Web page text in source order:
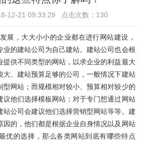
12-21 09:33:29 点击次数： 130
展，大大小小的企业都在进行网站建设，
业的建站公司为自己建站。建站公司也会根
提供不同类型的网站，以求企业的利益最大
大、建站预算足够的公司，一般情况下建站
型网站；而规模相对较小、预算相对较少的
议他们选择模板网站；对于专门想通过网站
站公司会建议他们选择营销型网站等等。建
因的，他们都是根据企业自身情况以及网站
优的选择，那么各类网站到底有哪些特点